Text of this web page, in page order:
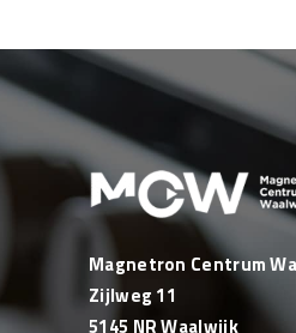
Magnetron Centrum
Zijlweg 11
5145 NR Waalwijk